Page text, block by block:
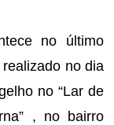
no último
no dia
no “Lar de
, no bairro